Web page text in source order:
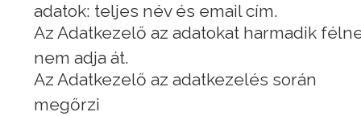
adatok: teljes név és email cím.
Az Adatkezelő az adatokat harmadik
nem adja át.
Az Adatkezelő az adatkezelés során
megőrzi